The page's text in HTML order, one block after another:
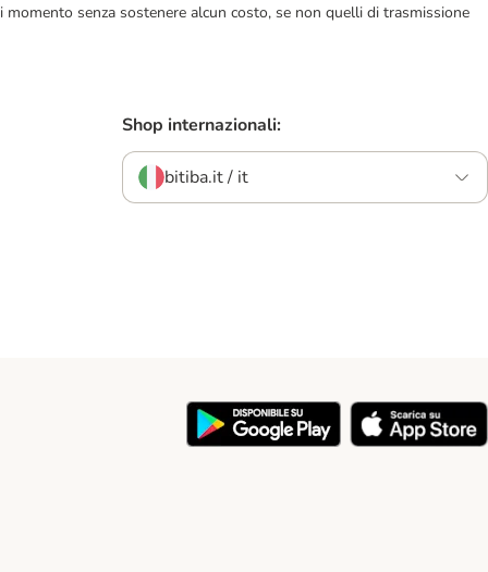
senza sostenere alcun costo, se non quelli di trasmissione
Shop internazionali:
bitiba.it / it